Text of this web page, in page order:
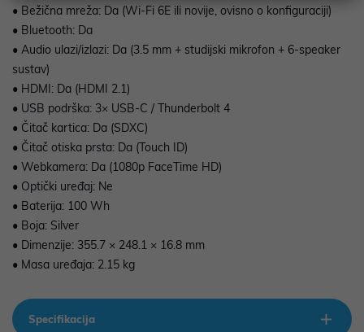
• Bežična mreža: Da (Wi-Fi 6E ili novije, ovisno o konfiguraciji)
• Bluetooth: Da
• Audio ulazi/izlazi: Da (3.5 mm + studijski mikrofon + 6-speaker
sustav)
• HDMI: Da (HDMI 2.1)
• USB podrška: 3× USB-C / Thunderbolt 4
• Čitač kartica: Da (SDXC)
• Čitač otiska prsta: Da (Touch ID)
• Webkamera: Da (1080p FaceTime HD)
• Optički uređaj: Ne
• Baterija: 100 Wh
• Boja: Silver
• Dimenzije: 355.7 × 248.1 × 16.8 mm
• Masa uređaja: 2.15 kg
Specifikacija